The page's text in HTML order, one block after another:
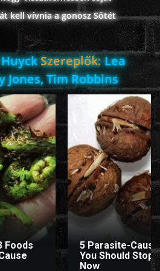
kell vívnia a gonosz Sötét
Szereplők:Lea
Jones, Tim Robbins
Foods
5 Parasite-
You Should Stop
Now